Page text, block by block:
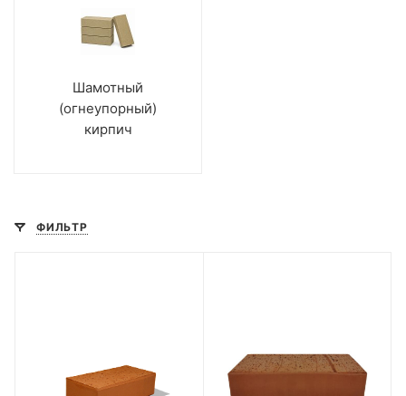
Шамотный
(огнеупорный)
кирпич
ФИЛЬТР